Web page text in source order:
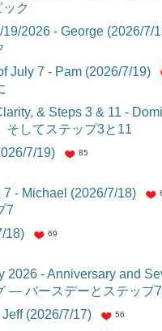
ック
2026 - George (2026/7/
July 7 - Pam (2026/7/19)
& Steps 3 & 11 -
そしてステップ3と11
7/19)
85
- Michael (2026/7/18)
7
18)
69
2026 - Anniversary and
― バースデーとステップ
(2026/7/17)
56